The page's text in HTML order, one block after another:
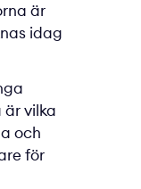
är
idag
vilka
och
för